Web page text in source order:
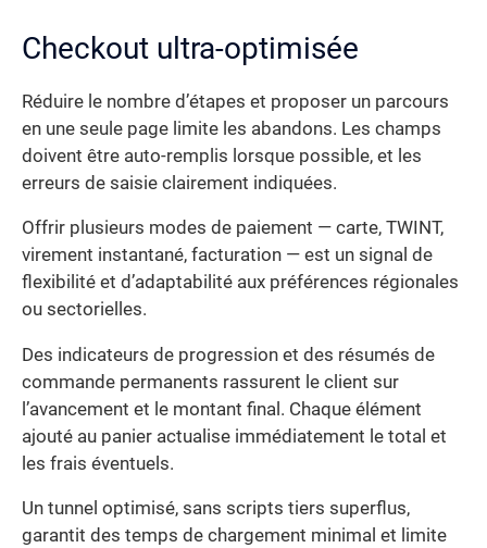
Checkout ultra-optimisée
Réduire le nombre d’étapes et proposer un parcours
en une seule page limite les abandons. Les champs
doivent être auto-remplis lorsque possible, et les
erreurs de saisie clairement indiquées.
Offrir plusieurs modes de paiement — carte, TWINT,
virement instantané, facturation — est un signal de
flexibilité et d’adaptabilité aux préférences régionales
ou sectorielles.
Des indicateurs de progression et des résumés de
commande permanents rassurent le client sur
l’avancement et le montant final. Chaque élément
ajouté au panier actualise immédiatement le total et
les frais éventuels.
Un tunnel optimisé, sans scripts tiers superflus,
garantit des temps de chargement minimal et limite